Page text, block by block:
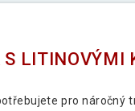
LITINOVÝMI
pro